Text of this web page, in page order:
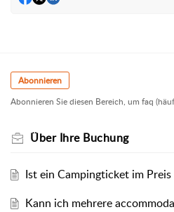
Abonnieren
Abonnieren Sie diesen Bereich, um faq
Über Ihre Buchung
Ist ein Campingticket im
Kann ich mehrere